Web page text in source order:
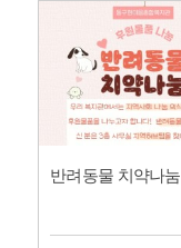
반려동물 치약나눔